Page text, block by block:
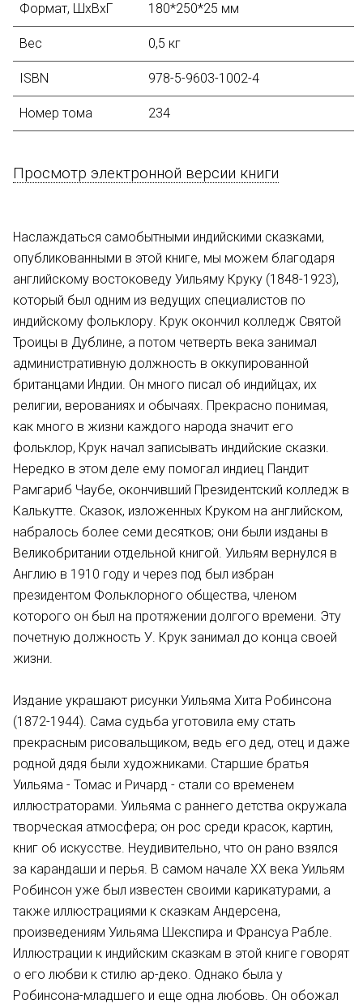
Формат, ШхВхГ 180*250*25 мм
Вес 0,5 кг
ISBN 978-5-9603-1002-4
Номер тома 234
Просмотр электронной версии книги
Наслаждаться самобытными индийскими сказками,
опубликованными в этой книге, мы можем благодаря
английскому востоковеду Уильяму Круку (1848-1923),
который был одним из ведущих специалистов по
индийскому фольклору. Крук окончил колледж Святой
Троицы в Дублине, а потом четверть века занимал
административную должность в оккупированной
британцами Индии. Он много писал о6 индийцах, их
религии, верованиях и обычаях. Прекрасно понимая,
как много в жизни каждого народа значит его
фольклор, Крук начал записывать индийские сказки.
Нередко в этом деле ему помогал индиец Пандит
Рамгариб Чаубе, окончивший Президентский колледж в
Калькутте. Сказок, изложенных Круком на английском,
набралось более семи десятков; они были изданы в
Великобритании отдельной книгой. Уильям вернулся в
Англию в 1910 году и через под был избран
президентом Фольклорного общества, членом
которого он был на протяжении долгого времени. Эту
почетную должность У. Крук занимал до конца своей
жизни.
Издание украшают рисунки Уильяма Хита Робинсона
(1872-1944). Сама судьба уготовила ему стать
прекрасным рисовальщиком, ведь его дед, отец и даже
родной дядя были художниками. Старшие братья
Уильяма - Томас и Ричард - стали со временем
иллюстраторами. Уильяма с раннего детства окружала
творческая атмосфера; он рос среди красок, картин,
книг о6 искусстве. Неудивительно, что он рано взялся
за карандаши и перья. В самом начале ХХ века Уильям
Робинсон уже был известен своими карикатурами, а
также иллюстрациями к сказкам Андерсена,
произведениям Уильяма Шекспира и Франсуа Рабле.
Иллюстрации к индийским сказкам в этой книге говорят
о его любви к стилю ар-деко. Однако была у
Робинсона-младшего и еще одна любовь. Он обожал